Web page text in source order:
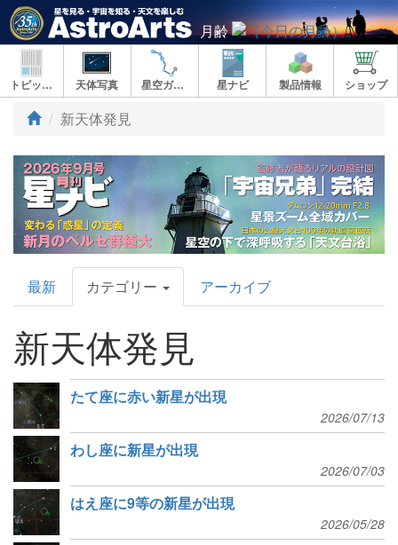
月齢
トピックス 天体写真 星空ガイド 星ナビ 製品情報 ショップ
新天体発見
AstroArts
Topics
最新 カテゴリー アーカイブ
新天体発見
たて座に赤い新星が出現
2026/07/13
わし座に新星が出現
2026/07/03
はえ座に9等の新星が出現
2026/05/28